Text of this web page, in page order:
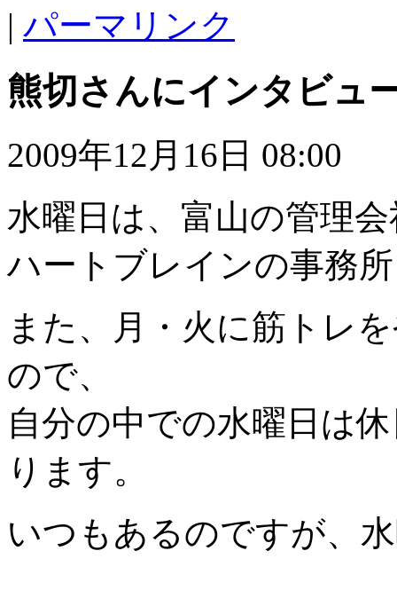
| パーマリンク
熊切さんにインタビュ
2009年12月16日 08:00
水曜日は、富山の管理
ハートブレインの事務
また、月・火に筋トレ
ので、
自分の中での水曜日は
ります。
いつもあるのですが、